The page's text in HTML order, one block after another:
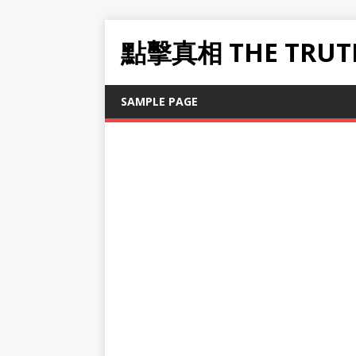
點擊真相 THE
SAMPLE PAGE